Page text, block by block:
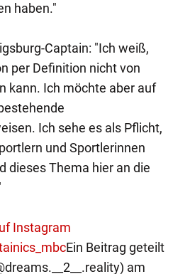
haben."
Captain: "Ich weiß,
per Definition nicht von
kann. Ich möchte aber auf
Ich sehe es als Pflicht,
und Sportlerinnen
dieses Thema hier an die
Instagram
Ein Beitrag geteilt
am